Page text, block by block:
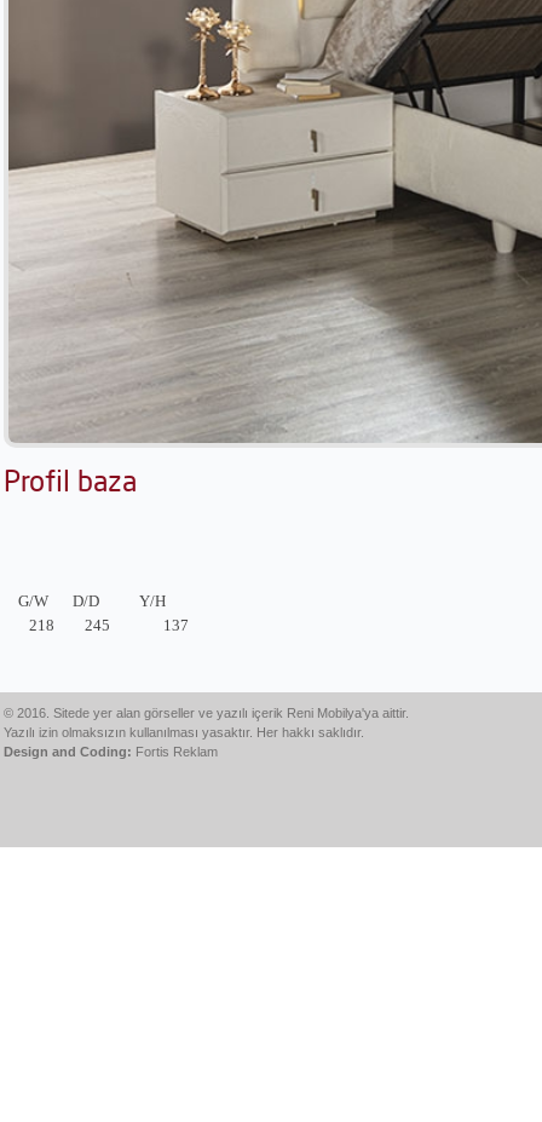
Profil baza
G/W D/D
Y/H
218
245 137
© 2016. Sitede yer alan görseller ve yazılı içerik Reni Mobilya'ya aittir.
Yazılı izin olmaksızın kullanılması yasaktır. Her hakkı saklıdır.
Design and Coding: Fortis Reklam